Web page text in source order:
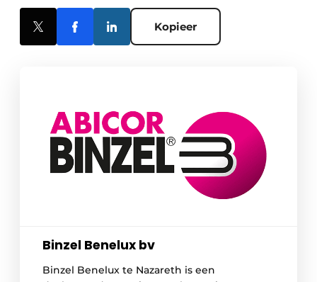
Kopieer
Binzel Benelux bv
Binzel Benelux te Nazareth is een